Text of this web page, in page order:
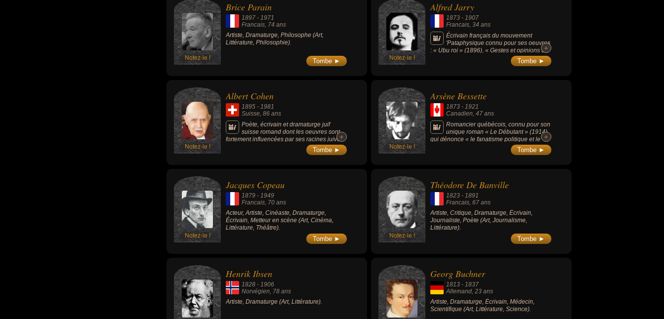
Monsoreau » (1846) et « La Reine Margot »
(1845). Il est le père des écrivains Henry
Bauër et Alexandre Dumas (1824-1895, dit «
Dumas fils », auteur de La Dame aux
camélias).
Notez-le !
Brice Parain
1897 - 1971
Francais , 74 ans
Artiste, Dramaturge, Philosophe (Art,
Littérature, Philosophie).
Tombe ► Notez-le !
Alfred Jarry
1873 - 1907
Francais , 34 ans
Écrivain français du mouvement
'Pataphysique connu pour ses oeuvres
: « Ubu roi » (1896), « Gestes et opinions du
docteur Faustroll, pataphysicien » (1911), «
L'Amour absolu » (1899), « Ubu enchaîné »
+
+
Tombe ►
Notez-le !
Albert Cohen
1895 - 1981
Suisse, 86 ans
Poète, écrivain et dramaturge juif
suisse romand dont les oeuvres sont
fortement influencées par ses racines juives
et son engagement politique sioniste.
+
+
Tombe ► Notez-le !
Arsène Bessette
1873 -1921
Canadien, 47 ans
Romancier québécois, connu pour son
unique roman « Le Débutant » (1914)
qui dénonce « le fanatisme politique et le +
+
Tombe ►
Notez-le !
Jacques Copeau
1879 - 1949
Francais, 70 ans
Acteur, Artiste, Cinéaste, Dramaturge,
Écrivain, Metteur en scène (Art, Cinéma,
Littérature, Théâtre).
Tombe ► Notez-le !
Théodore De Banville
1823 -1891
Francais, 67 ans
Artiste, Critique, Dramaturge, Écrivain,
Journaliste, Poète (Art, Journalisme,
Littérature).
Tombe ►
Henrik Ibsen
1828 - 1906
Norvégien, 78 ans
Artiste, Dramaturge (Art, Littérature).
Georg Buchner
1813 -1837
Allemand, 23 ans
Artiste, Dramaturge, Écrivain, Médecin,
Scientifique (Art, Littérature, Science).